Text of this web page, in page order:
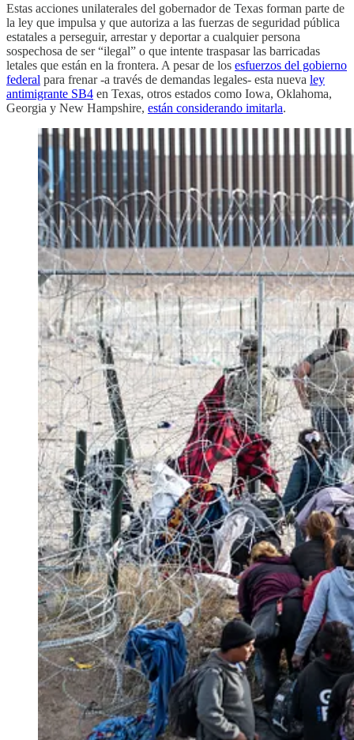
Estas acciones unilaterales del gobernador de Texas forman parte de
la ley que impulsa y que autoriza a las fuerzas de seguridad pública
estatales a perseguir, arrestar y deportar a cualquier persona
sospechosa de ser “ilegal” o que intente traspasar las barricadas
letales que están en la frontera. A pesar de los esfuerzos del gobierno
federal para frenar -a través de demandas legales- esta nueva ley
antimigrante SB4 en Texas, otros estados como Iowa, Oklahoma,
Georgia y New Hampshire, están considerando imitarla.